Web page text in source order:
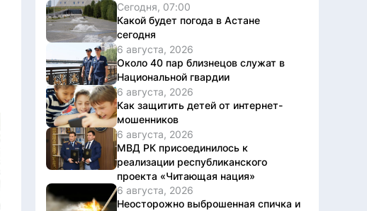
Сегодня, 07:00
Какой будет погода в Астане
сегодня
6 августа, 2026
Около 40 пар близнецов служат в
Национальной гвардии
6 августа, 2026
Как защитить детей от интернет-
мошенников
6 августа, 2026
МВД РК присоединилось к
реализации республиканского
проекта «Читающая нация»
6 августа, 2026
Неосторожно выброшенная спичка и